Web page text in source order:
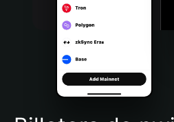
Português (Brasil)
Español (Argentina)